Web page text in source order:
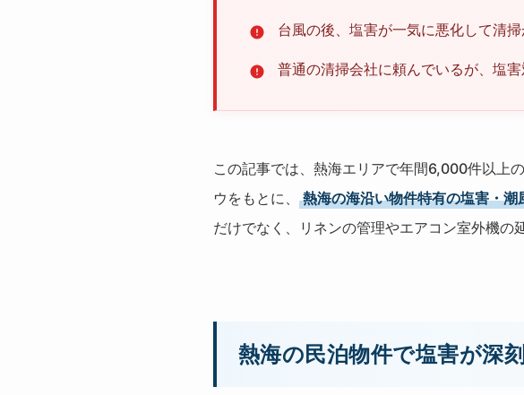
台風の後、塩害が一気に悪化して清
普通の清掃会社に頼んでいるが、塩
この記事では、熱海エリアで年間6,000件以上
ウをもとに、
熱海の海沿い物件特有の塩害・
だけでなく、リネンの管理やエアコン室外機
熱海の民泊物件で塩害が深